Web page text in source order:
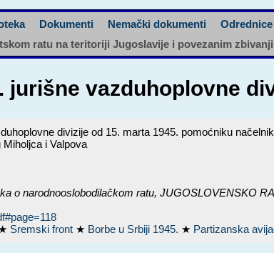
Dokumenti Nemački dokumenti Odrednice
ratu na teritoriji Jugoslavije i povezanim
jurišne vazduhoplovne
divizije od 15. marta 1945. pomoćniku
i Valpova
o narodnooslobodilačkom ratu,JUGOSLOVENSKO
Sremski front ★ Borbe u Srbiji 1945. ★ Partizanska